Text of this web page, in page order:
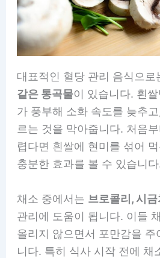
대표적인 혈당 관리 음식으로
같은 통곡물이 있습니다. 흰
가 풍부해 소화 속도를 늦추
르는 것을 막아줍니다. 처음
렵다면 흰쌀에 현미를 섞어
충분한 효과를 볼 수 있습니
채소 중에서는 브로콜리, 시
관리에 도움이 됩니다. 이들
올리지 않으면서 포만감을 주
니다. 특히 식사 시작 전에 채